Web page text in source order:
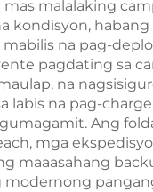
malalaking
na pag-
pagdating sa
na
labis na pag-
Ang
mga
maaasahang